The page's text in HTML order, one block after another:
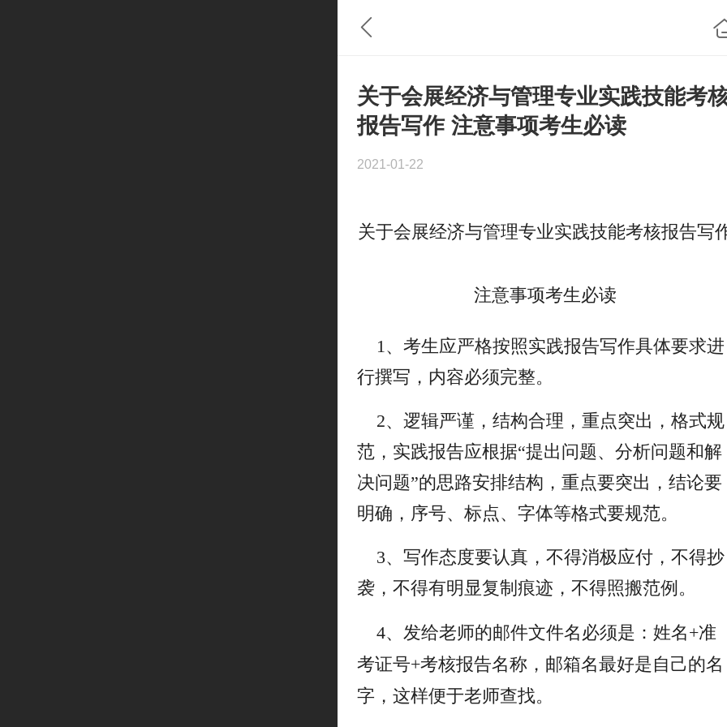
关于会展经济与管理专业实践技能考
报告写作 注意事项考生必读
2021-01-22
关于会展经济与管理专业实践技能考核报告写
注意事项考生必读
1、考生应严格按照实践报告写作具体要求进
行撰写，内容必须完整。
2、逻辑严谨，结构合理，重点突出，格式规
范，实践报告应根据“提出问题、分析问题和解
决问题”的思路安排结构，重点要突出，结论要
明确，序号、标点、字体等格式要规范。
3、写作态度要认真，不得消极应付，不得抄
袭，不得有明显复制痕迹，不得照搬范例。
4、发给老师的邮件文件名必须是：姓名+准
考证号+考核报告名称，邮箱名最好是自己的名
字，这样便于老师查找。